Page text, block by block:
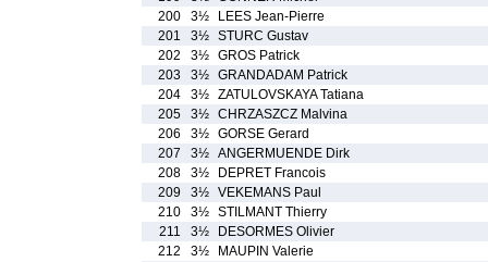
200
3½
LEES Jean-Pierre
201
3½
STURC Gustav
202
3½
GROS Patrick
203
3½
GRANDADAM Patrick
204
3½
ZATULOVSKAYA Tatiana
205
3½
CHRZASZCZ Malvina
206
3½
GORSE Gerard
207
3½
ANGERMUENDE Dirk
208
3½
DEPRET Francois
209
3½
VEKEMANS Paul
210
3½
STILMANT Thierry
211
3½
DESORMES Olivier
212
3½
MAUPIN Valerie